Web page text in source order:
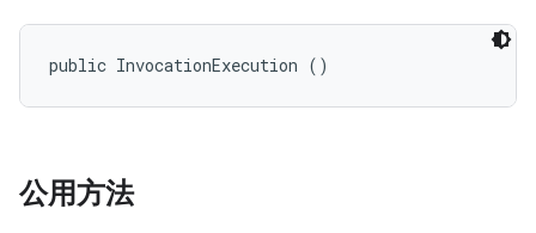
public InvocationExecution ()
公用方法